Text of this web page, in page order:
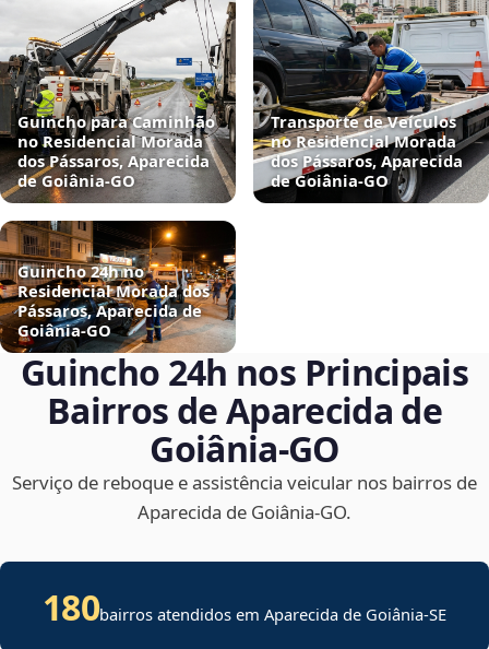
Guincho para Caminhão
no Residencial Morada
dos Pássaros, Aparecida
de Goiânia‑GO
Transporte de Veículos
no Residencial Morada
dos Pássaros, Aparecida
de Goiânia‑GO
Guincho 24h no
Residencial Morada dos
Pássaros, Aparecida de
Goiânia‑GO
Guincho 24h nos Principais
Bairros de Aparecida de
Goiânia‑GO
Serviço de reboque e assistência veicular nos bairros de
Aparecida de Goiânia‑GO.
180bairros atendidos emAparecida de Goiânia-SE